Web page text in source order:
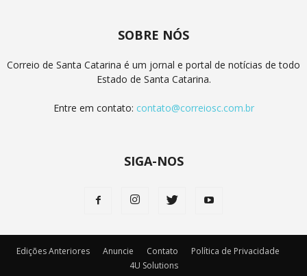
SOBRE NÓS
Correio de Santa Catarina é um jornal e portal de notícias de todo
Estado de Santa Catarina.
Entre em contato: contato@correiosc.com.br
SIGA-NOS
Edições Anteriores Anuncie Contato
Política de Privacidade
4U Solutions